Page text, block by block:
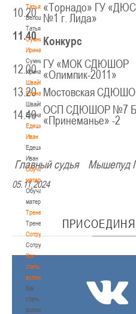
Татьяна
Белошапко
Татьяна
Сумникова
Ирина
Сумникова
Ирина
Швайбович
Елена
Швайбович
Елена
Едешко
Иван
Едешко
Иван
Обучающие
материалы
Обучающие
материалы
Тренерам
Тренерам
Сотрудничество
Сотрудничество
Как
стать
волонтером
Как
стать
волонтером
10.20 «Торнадо» ГУ
№1 г. Лида»
11.40 Конкурс
12.00 ГУ «МОК СДЮШОР
«Олимпик-2011»
13.20 Мостовская
14.40 ОСП СДЮШОР №7
«Принеманье» -2
Главный судья Мышепуд
05.11.2024